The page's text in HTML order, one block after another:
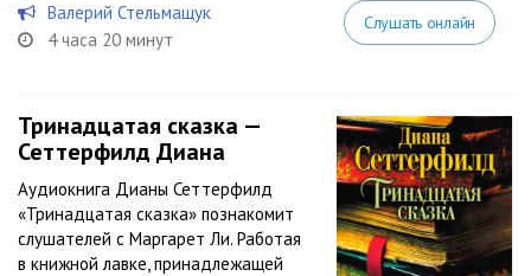
Валерий Стельмащук
4 часа 20 минут
Слушать онлайн
Тринадцатая сказка —
Сеттерфилд Диана
Аудиокнига Дианы Сеттерфилд
«Тринадцатая сказка» познакомит
слушателей с Маргарет Ли. Работая
в книжной лавке, принадлежащей